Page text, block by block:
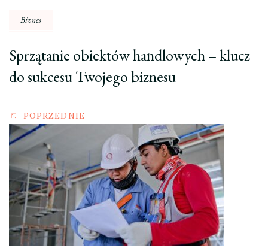
Biznes
Sprzątanie obiektów handlowych – klucz
do sukcesu Twojego biznesu
POPRZEDNIE